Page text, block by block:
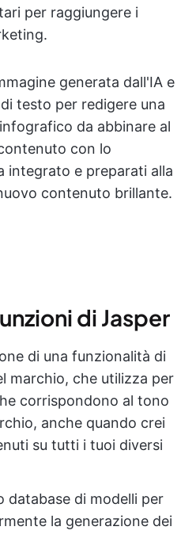
per raggiungere i
generata dall'IA e
testo per redigere una
da abbinare al
con lo
integrato e preparati alla
contenuto brillante.
di Jasper
di una funzionalità di
marchio, che utilizza per
corrispondono al tono
anche quando crei
su tutti i tuoi diversi
database di modelli per
la generazione dei